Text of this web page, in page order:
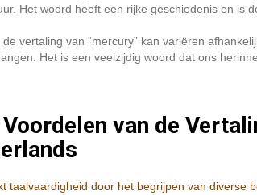
Het woord heeft een rijke geschiedenis en is
de vertaling van “mercury” kan variëren
Het is een veelzijdig woord dat ons
van de
taalvaardigheid door het begrijpen van diverse